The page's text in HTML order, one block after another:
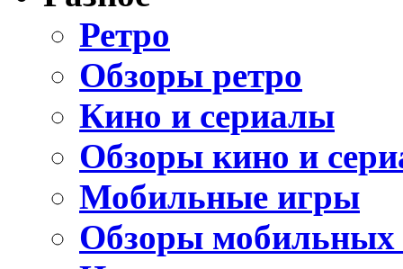
Ретро
Обзоры ретро
Кино и сериалы
Обзоры кино и
Мобильные игры
Обзоры мобильных